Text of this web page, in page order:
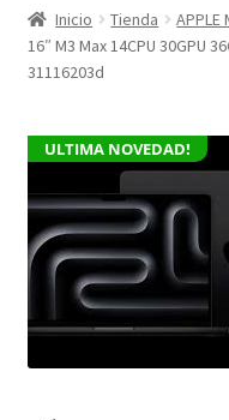
TIENDA
NOSOTROS
SERVICIOS
CONTACTO
Inicio Tienda APPLE
16″ M3 Max 14CPU 30GPU
31116203d
ULTIMA NOVEDAD!